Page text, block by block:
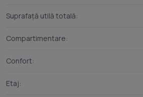
Suprafață utilă totală:
Compartimentare:
Confort:
Etaj: